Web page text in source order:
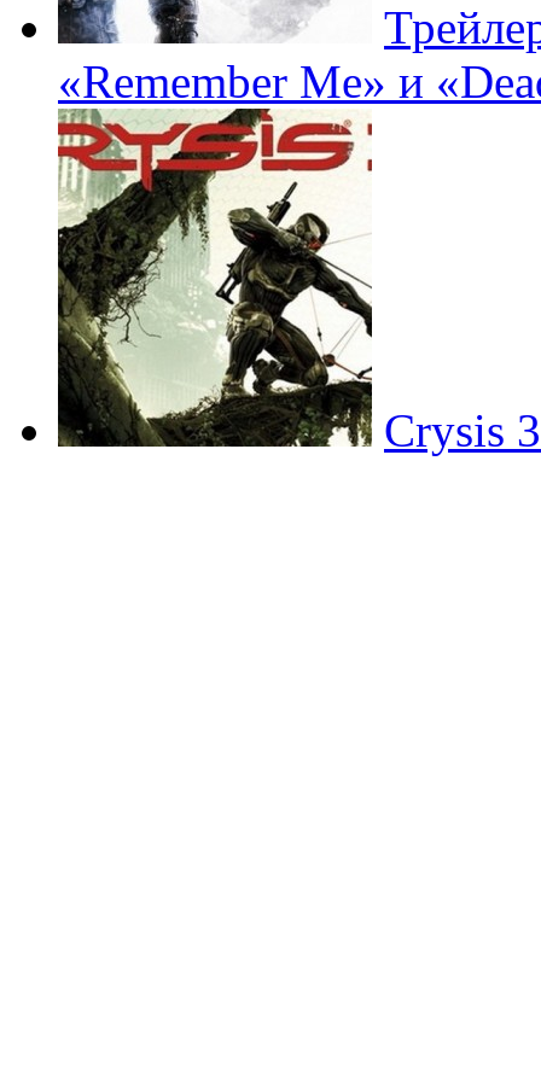
«Remember Me» и
Crysis